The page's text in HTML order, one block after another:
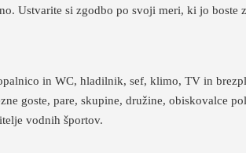
Ustvarite si zgodbo po svoji meri, ki jo boste
in WC, hladilnik, sef, klimo, TV in
goste, pare, skupine, družine, obiskovalce
vodnih športov.